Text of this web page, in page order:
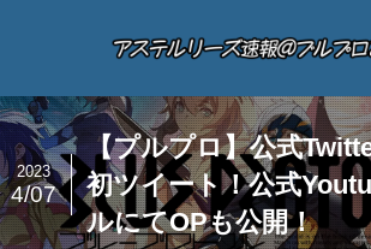
【プルプロ】公式
初ツイート！公式
ルにてOPも公開！
2023
4/07